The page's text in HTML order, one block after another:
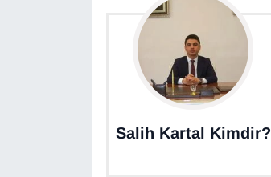
Salih Kartal Kimdir?